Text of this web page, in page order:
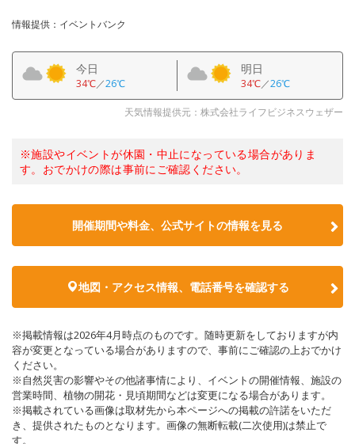
情報提供：イベントバンク
今日
34℃／26℃
明日
34℃／26℃
天気情報提供元：株式会社ライフビジネスウェザー
※施設やイベントが休園・中止になっている場合がありま
す。おでかけの際は事前にご確認ください。
開催期間や料金、公式サイトの情報を見る
地図・アクセス情報、電話番号を確認する
※掲載情報は2026年4月時点のものです。随時更新をしておりますが内
容が変更となっている場合がありますので、事前にご確認の上おでかけ
ください。
※自然災害の影響やその他諸事情により、イベントの開催情報、施設の
営業時間、植物の開花・見頃期間などは変更になる場合があります。
※掲載されている画像は取材先から本ページへの掲載の許諾をいただ
き、提供されたものとなります。画像の無断転載(二次使用)は禁止で
す。